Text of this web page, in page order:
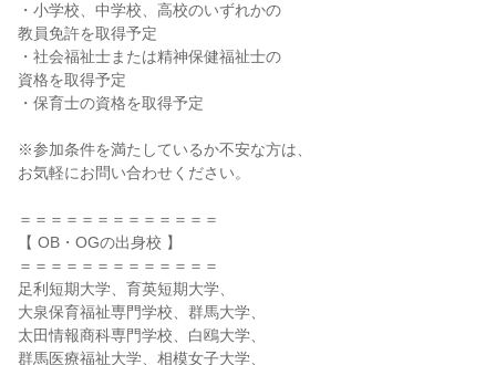
・小学校、中学校、高校のいずれかの
教員免許を取得予定
・社会福祉士または精神保健福祉士の
資格を取得予定
・保育士の資格を取得予定
※参加条件を満たしているか不安な方は、
お気軽にお問い合わせください。
＝＝＝＝＝＝＝＝＝＝＝＝＝
【 OB・OGの出身校 】
＝＝＝＝＝＝＝＝＝＝＝＝＝
足利短期大学、育英短期大学、
大泉保育福祉専門学校、群馬大学、
太田情報商科専門学校、白鴎大学、
群馬医療福祉大学、相模女子大学、